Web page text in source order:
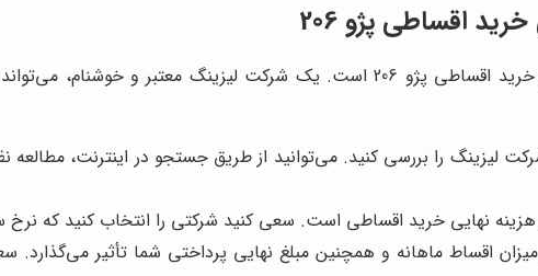
اقساطی پژو 206
انتخاب شرکت لیزینگ مناسب، یکی از مهم‌ترین مراحل در خرید اقساطی پژو 206 است.
لیزینگ را بررسی کنید. می‌توانید از طریق جستجو در اینترنت، مطالعه
نهایی خرید اقساطی است. سعی کنید شرکتی را انتخاب کنید که
اقساط ماهانه و همچنین مبلغ نهایی پرداختی شما تأثیر می‌گذارد.